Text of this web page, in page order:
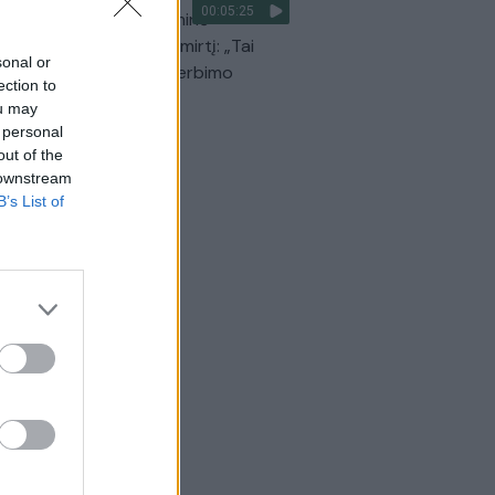
or
to
may
of the
List of
00:05:25
brolis prisiminė
akimirką prieš mirtį: „Tai
simbolinis mūsų pagerbimo
| Lietuvos diena